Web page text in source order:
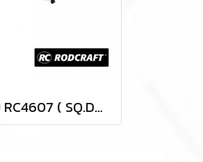
สว่านลม RC4607 ( SQ.DR.3/8" ) AIR DRILLS